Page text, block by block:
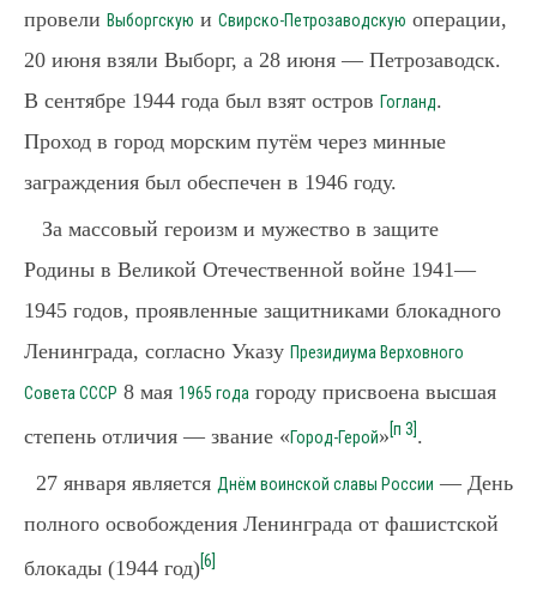
провели Выборгскую и Свирско-Петрозаводскую операции,
20 июня взяли Выборг, а 28 июня — Петрозаводск.
В сентябре 1944 года был взят остров Гогланд.
Проход в город морским путём через минные
заграждения был обеспечен в 1946 году.
За массовый героизм и мужество в защите
Родины в Великой Отечественной войне 1941—
1945 годов, проявленные защитниками блокадного
Ленинграда, согласно Указу Президиума Верховного
Совета СССР 8 мая 1965 года городу присвоена высшая
степень отличия — звание «Город-Герой»[п 3].
27 января является Днём воинской славы России — День
полного освобождения Ленинграда от фашистской
блокады (1944 год)[6]